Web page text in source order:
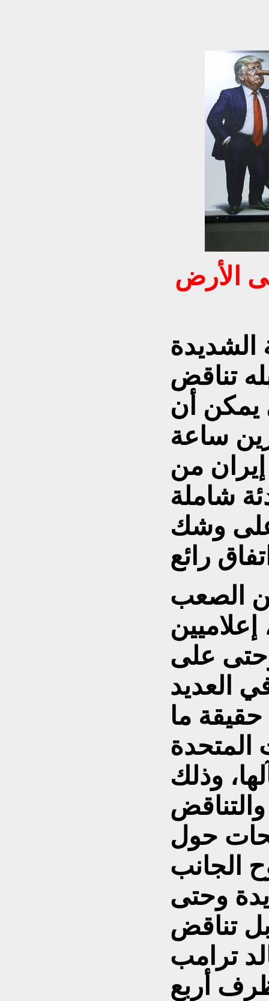
الأرض
الشديدة
تناقض
يمكن أن
ساعة
من
شاملة
على وشك
الصعب
على
العديد
ما
المتحدة
وذلك
حول
الجانب
وحتى
تناقض
ترامب
أربع